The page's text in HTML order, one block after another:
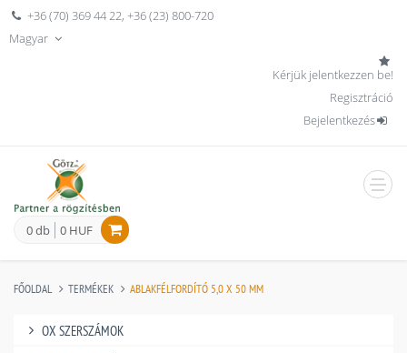
+36 (70) 369 44 22,+36 (23) 800-720
Magyar
Kérjük jelentkezzen be!
Regisztráció
Bejelentkezés
0 db 0 HUF
FŐOLDAL TERMÉKEK ABLAKFÉLFORDÍTÓ 5,0 X 50 MM
OX SZERSZÁMOK